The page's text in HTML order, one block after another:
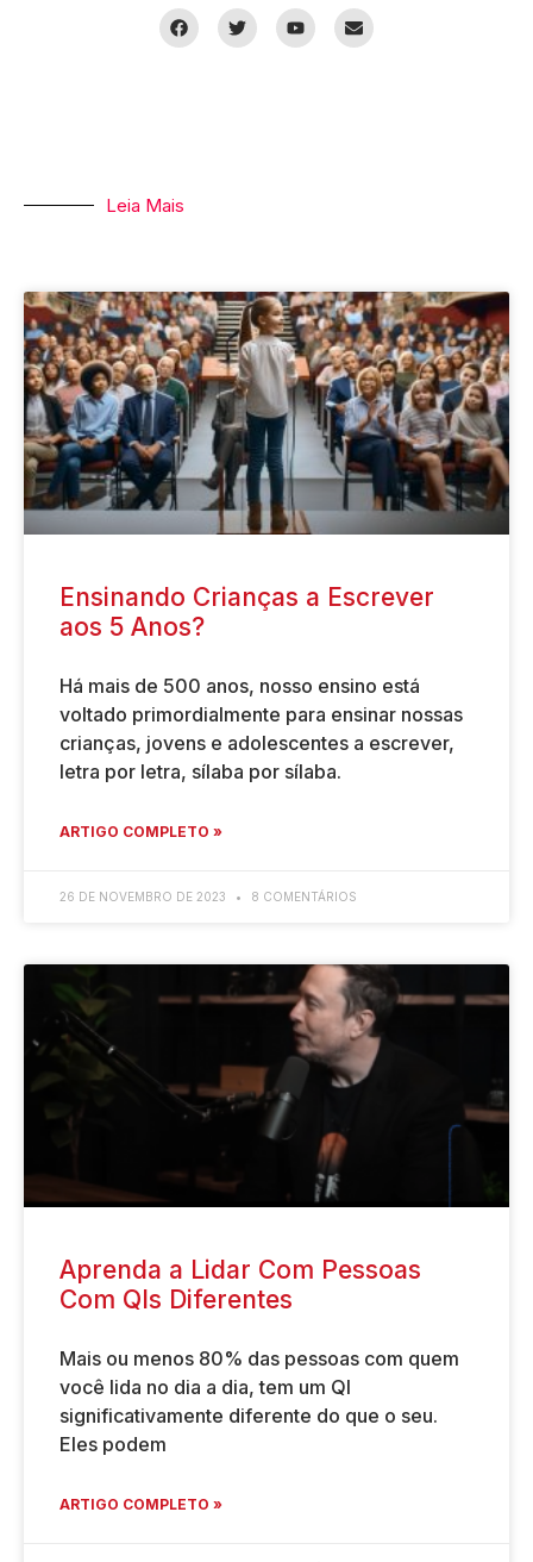
Leia Mais
Ensinando Crianças a Escrever
aos 5 Anos?
Há mais de 500 anos, nosso ensino está
voltado primordialmente para ensinar nossas
crianças, jovens e adolescentes a escrever,
letra por letra, sílaba por sílaba.
ARTIGO COMPLETO »
26 DE NOVEMBRO DE 2023 8 COMENTÁRIOS
Aprenda a Lidar Com Pessoas
Com QIs Diferentes
Mais ou menos 80% das pessoas com quem
você lida no dia a dia, tem um QI
significativamente diferente do que o seu.
Eles podem
ARTIGO COMPLETO »